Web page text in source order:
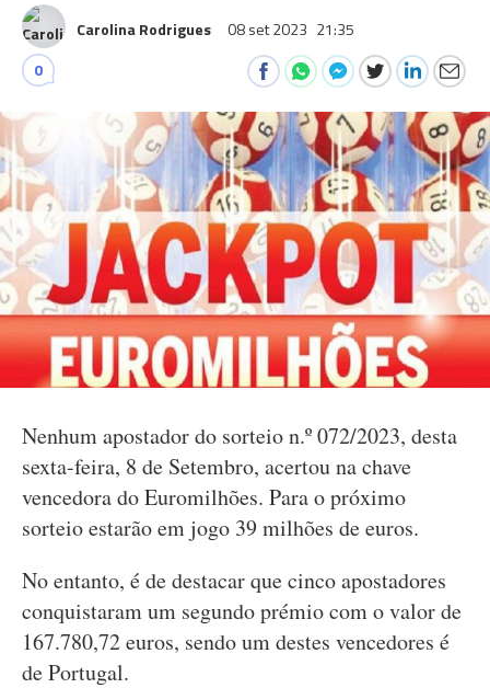
Carolina Rodrigues 08 set 2023 21:35
0
Nenhum apostador do sorteio n.º 072/2023, desta
sexta-feira, 8 de Setembro, acertou na chave
vencedora do Euromilhões. Para o próximo
sorteio estarão em jogo 39 milhões de euros.
No entanto, é de destacar que cinco apostadores
conquistaram um segundo prémio com o valor de
167.780,72 euros, sendo um destes vencedores é
de Portugal.